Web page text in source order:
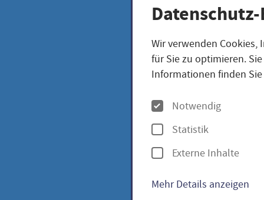
Wir verwenden
für Sie zu optimieren.
Informationen finden
O
p
t
i
o
Notwendig
Statistik
Externe Inhalte
Mehr Details anzeigen